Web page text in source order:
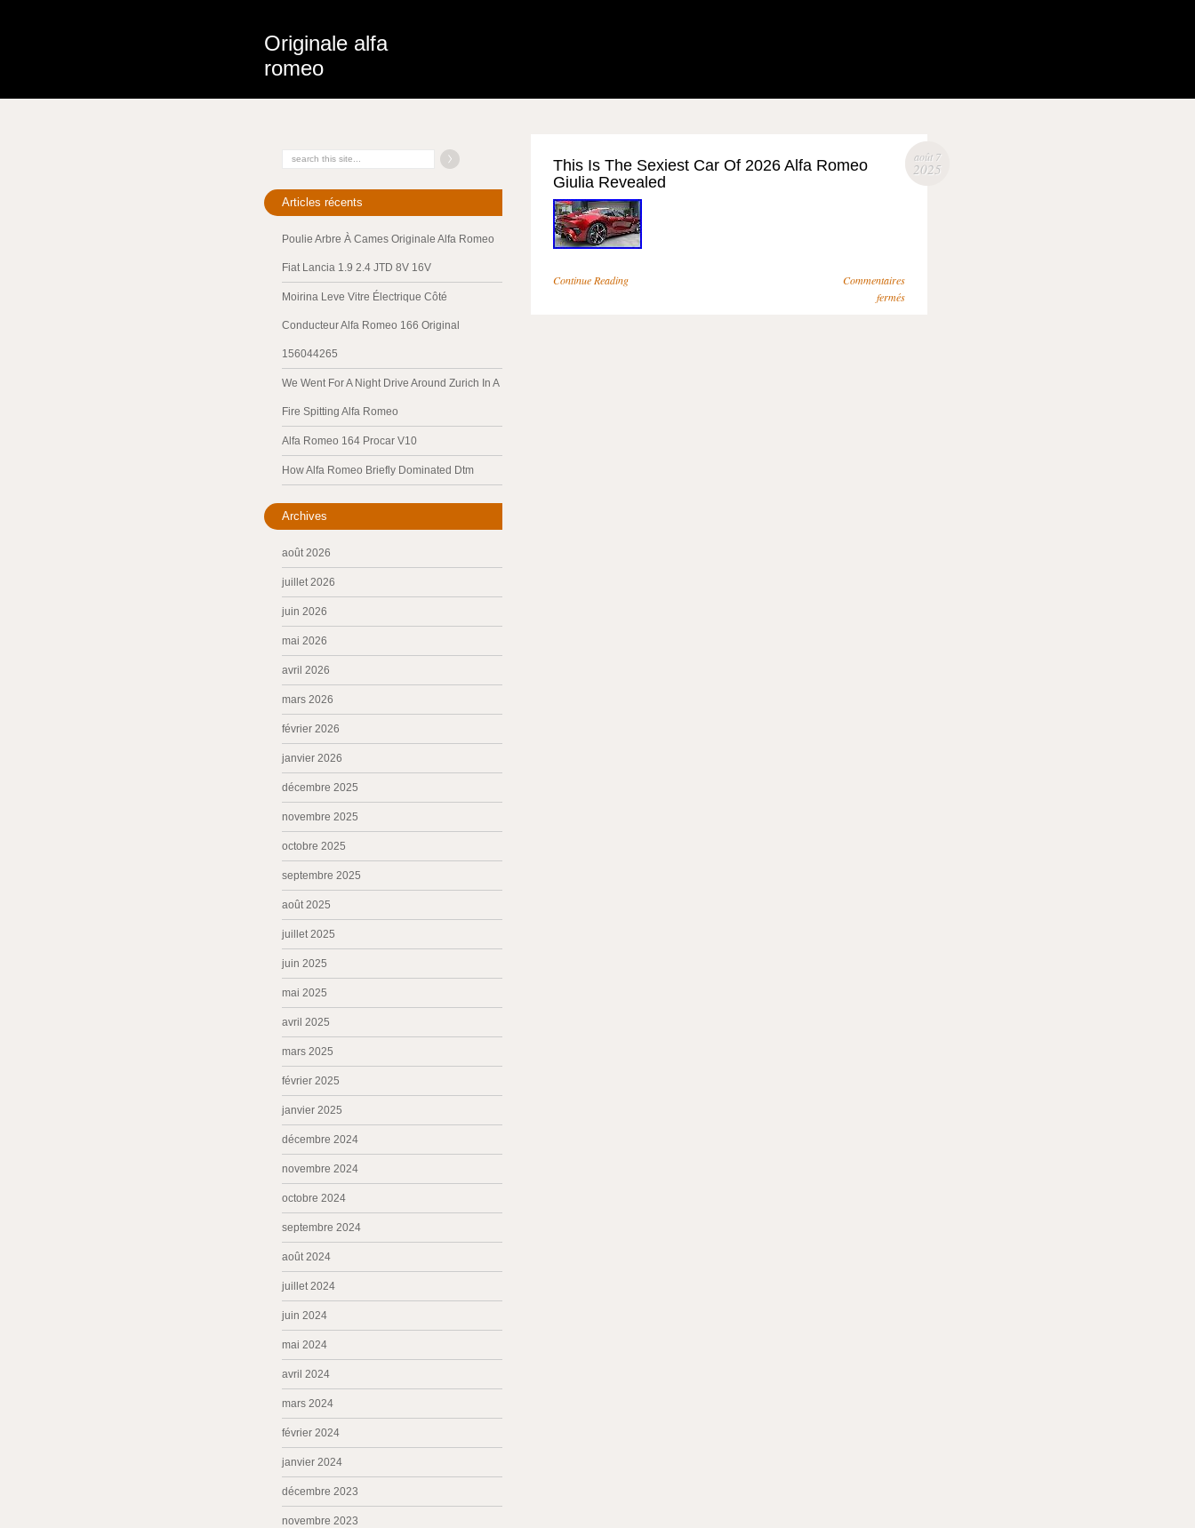
Originale alfa
romeo
août 7
2025
This Is The Sexiest Car Of 2026 Alfa Romeo
Giulia Revealed
Continue Reading
Commentaires
fermés
Articles récents
Poulie Arbre À Cames Originale Alfa Romeo
Fiat Lancia 1.9 2.4 JTD 8V 16V
Moirina Leve Vitre Électrique Côté
Conducteur Alfa Romeo 166 Original
156044265
We Went For A Night Drive Around Zurich In A
Fire Spitting Alfa Romeo
Alfa Romeo 164 Procar V10
How Alfa Romeo Briefly Dominated Dtm
Archives
août 2026
juillet 2026
juin 2026
mai 2026
avril 2026
mars 2026
février 2026
janvier 2026
décembre 2025
novembre 2025
octobre 2025
septembre 2025
août 2025
juillet 2025
juin 2025
mai 2025
avril 2025
mars 2025
février 2025
janvier 2025
décembre 2024
novembre 2024
octobre 2024
septembre 2024
août 2024
juillet 2024
juin 2024
mai 2024
avril 2024
mars 2024
février 2024
janvier 2024
décembre 2023
novembre 2023